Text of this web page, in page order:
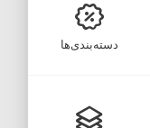
دسته‌بندی‌ها